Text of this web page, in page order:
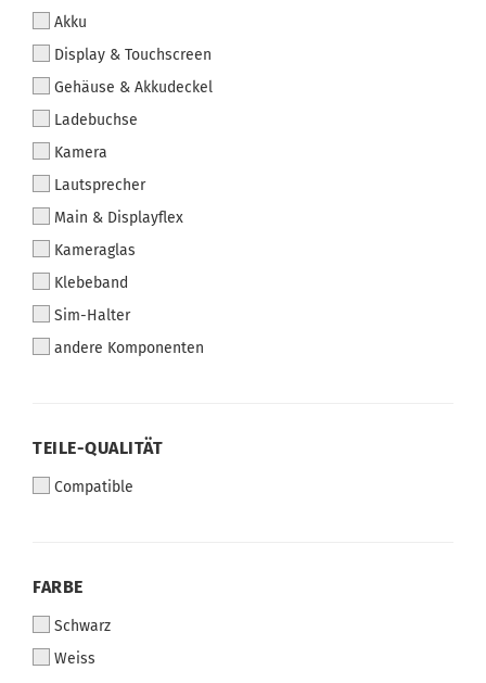
Akku
Display & Touchscreen
Gehäuse & Akkudeckel
Ladebuchse
Kamera
Lautsprecher
Main & Displayflex
Kameraglas
Klebeband
Sim-Halter
andere Komponenten
TEILE-QUALITÄT
Compatible
FARBE
Schwarz
Weiss